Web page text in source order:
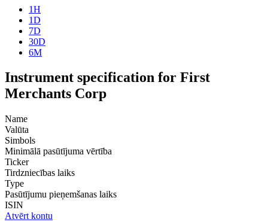
1H
1D
7D
30D
6M
Instrument specification for First
Merchants Corp
Name
Valūta
Simbols
Minimālā pasūtījuma vērtība
Ticker
Tirdzniecības laiks
Type
Pasūtījumu pieņemšanas laiks
ISIN
Atvērt kontu